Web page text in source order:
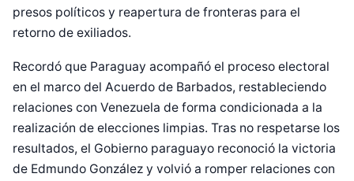
presos políticos y reapertura de fronteras para el
retorno de exiliados.
Recordó que Paraguay acompañó el proceso electoral
en el marco del Acuerdo de Barbados, restableciendo
relaciones con Venezuela de forma condicionada a la
realización de elecciones limpias. Tras no respetarse los
resultados, el Gobierno paraguayo reconoció la victoria
de Edmundo González y volvió a romper relaciones con